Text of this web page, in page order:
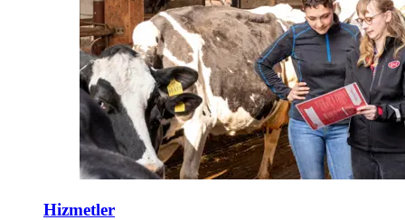
Hizmetler